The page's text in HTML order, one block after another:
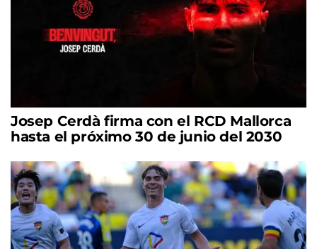
Josep Cerdà firma con el RCD Mallorca
hasta el próximo 30 de junio del 2030